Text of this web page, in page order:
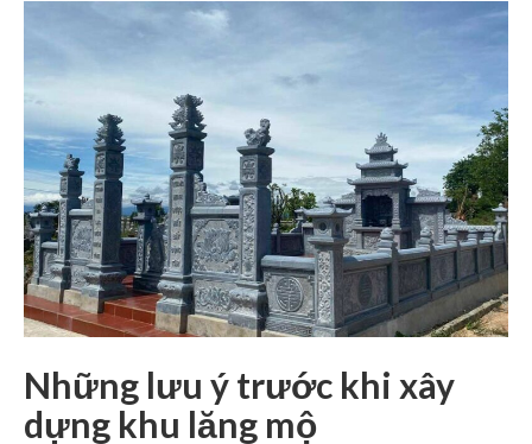
Những lưu ý trước khi xây
dựng khu lăng mộ